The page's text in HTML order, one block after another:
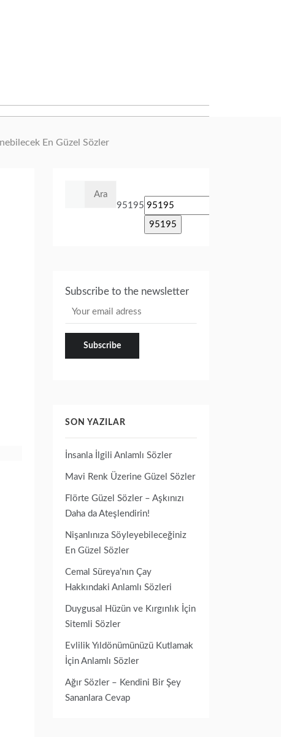
En Güzel Sözler
95195
Subscribe to the newsletter
SON YAZILAR
İnsanla İlgili Anlamlı Sözler
Mavi Renk Üzerine Güzel Sözler
Flörte Güzel Sözler – Aşkınızı
Daha da Ateşlendirin!
Nişanlınıza Söyleyebileceğiniz
En Güzel Sözler
Cemal Süreya’nın Çay
Hakkındaki Anlamlı Sözleri
Duygusal Hüzün ve Kırgınlık İçin
Sitemli Sözler
Evlilik Yıldönümünüzü Kutlamak
İçin Anlamlı Sözler
Ağır Sözler – Kendini Bir Şey
Sananlara Cevap